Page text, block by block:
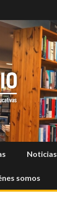
Noticias
somos